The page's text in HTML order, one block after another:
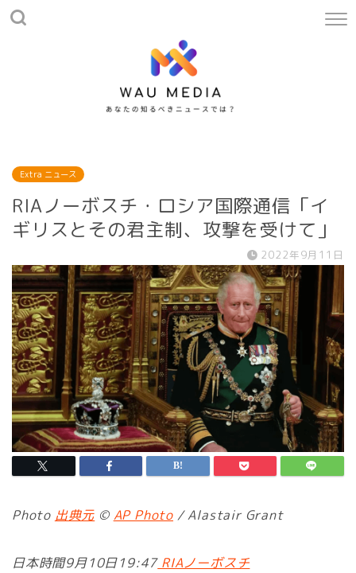
Extra ニュース
RIAノーボスチ・ロシア国際通信「イ
ギリスとその君主制、攻撃を受けて」
2022年9月11日
Photo 出典元 © AP Photo / Alastair Grant
日本時間9月10日19:47RIAノーボスチ